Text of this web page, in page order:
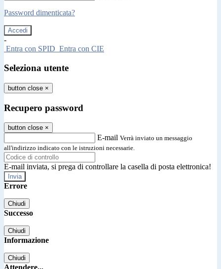
Password dimenticata?
-
Entra con SPID Entra con CIE
Seleziona utente
button close ×
Recupero password
button close ×
E-mail Verrà inviato un messaggio
all'indirizzo indicato con le istruzioni necessarie.
E-mail inviata, si prega di controllare la casella di posta elettronica!
Errore
Chiudi
Successo
Chiudi
Informazione
Chiudi